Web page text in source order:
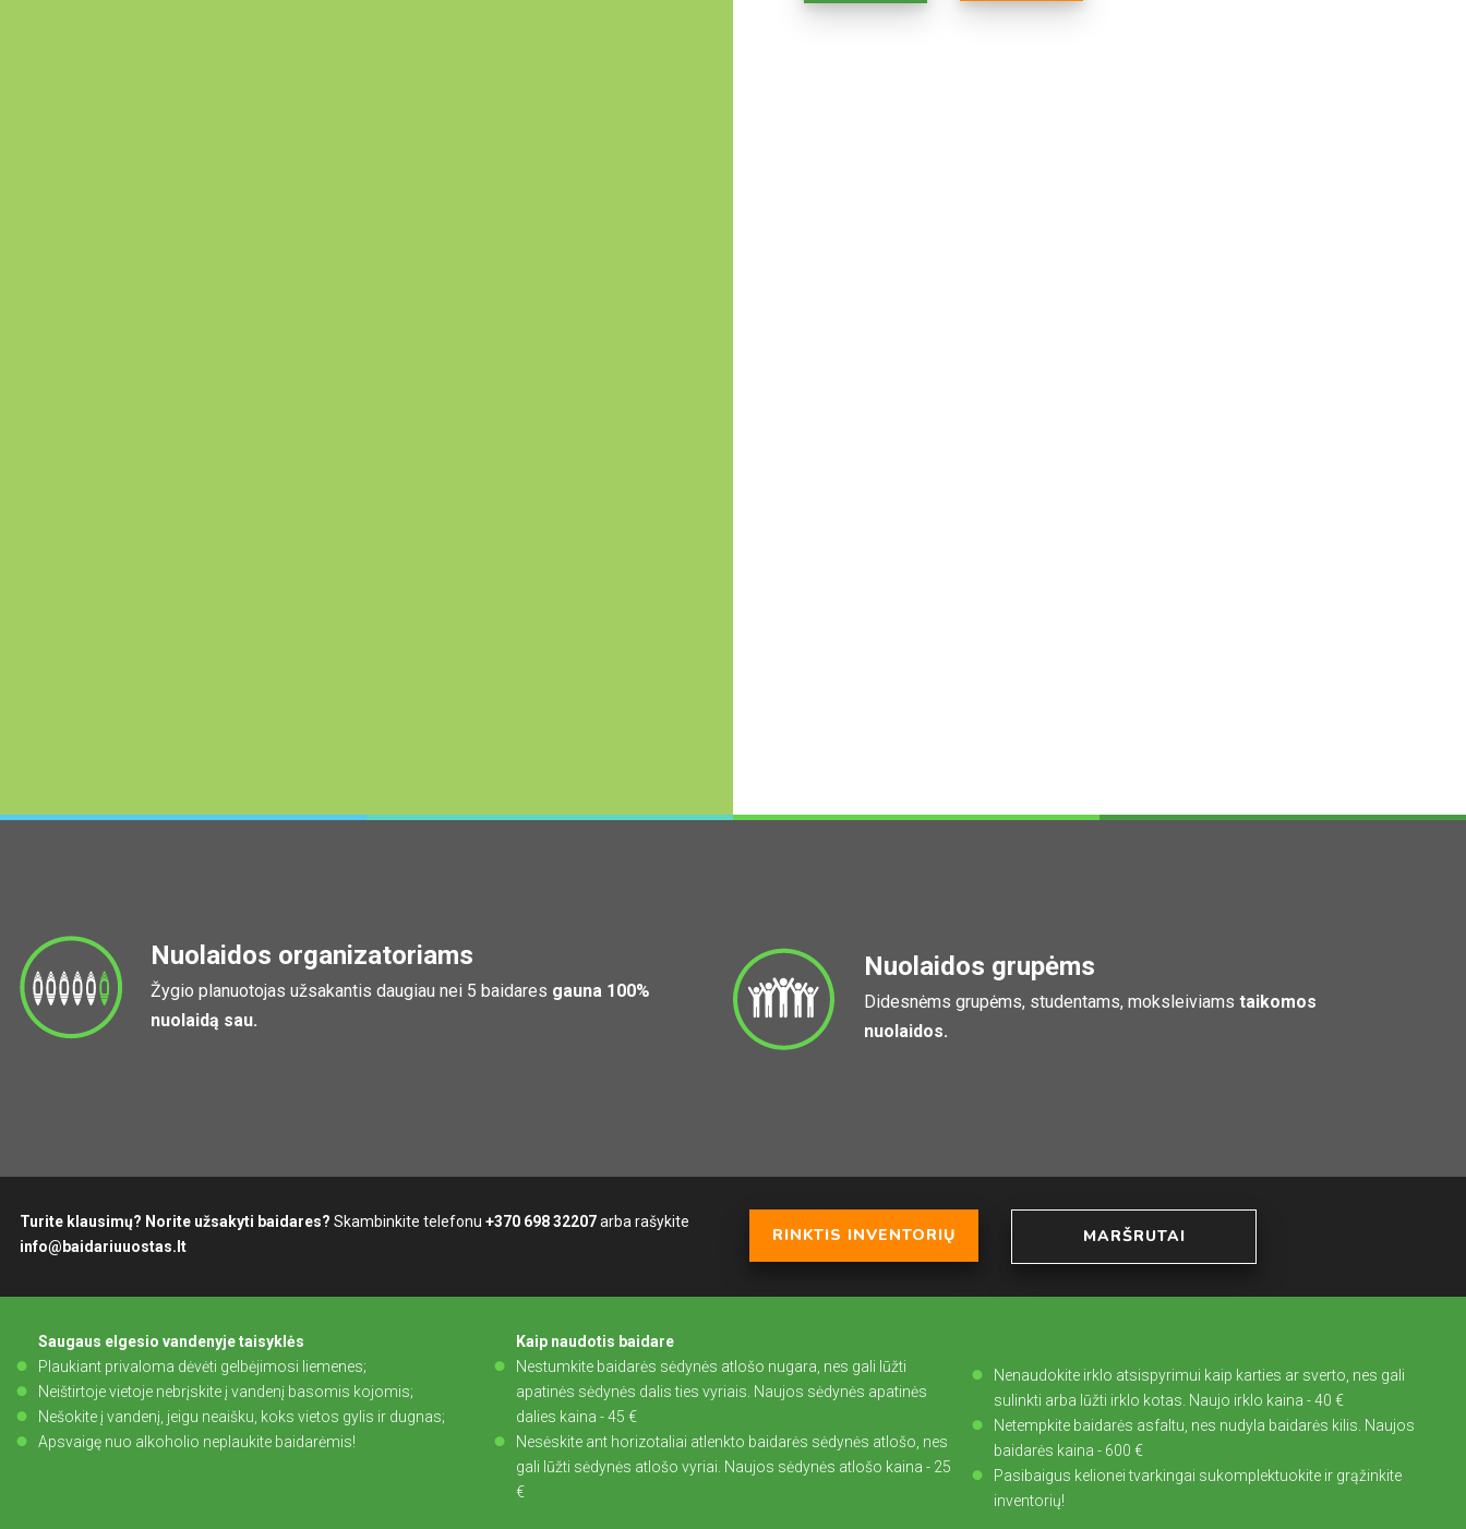
Nuolaidos organizatoriams
Žygio planuotojas užsakantis daugiau nei 5 baidares gauna 100%
nuolaidą sau.
Nuolaidos grupėms
Didesnėms grupėms, studentams, moksleiviams taikomos
nuolaidos.
Turite klausimų? Norite užsakyti baidares? Skambinkite telefonu +370 698 32207arba rašykite
info@baidariuuostas.lt
RINKTIS INVENTORIŲ MARŠRUTAI
Saugaus elgesio vandenyje taisyklės
Plaukiant privaloma dėvėti gelbėjimosi liemenes;
Neištirtoje vietoje nebrįskite į vandenį basomis kojomis;
Nešokite į vandenį, jeigu neaišku, koks vietos gylis ir dugnas;
Apsvaigę nuo alkoholio neplaukite baidarėmis!
Kaip naudotis baidare
Nestumkite baidarės sėdynės atlošo nugara, nes gali lūžti
apatinės sėdynės dalis ties vyriais. Naujos sėdynės apatinės
dalies kaina - 45 €
Nesėskite ant horizotaliai atlenkto baidarės sėdynės atlošo, nes
gali lūžti sėdynės atlošo vyriai. Naujos sėdynės atlošo kaina - 25
€
Nenaudokite irklo atsispyrimui kaip karties ar sverto, nes gali
sulinkti arba lūžti irklo kotas. Naujo irklo kaina - 40 €
Netempkite baidarės asfaltu, nes nudyla baidarės kilis. Naujos
baidarės kaina - 600 €
Pasibaigus kelionei tvarkingai sukomplektuokite ir grąžinkite
inventorių!